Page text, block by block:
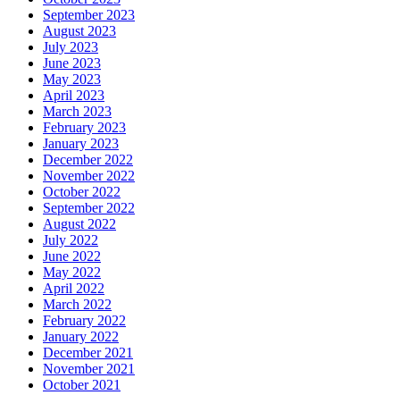
September 2023
August 2023
July 2023
June 2023
May 2023
April 2023
March 2023
February 2023
January 2023
December 2022
November 2022
October 2022
September 2022
August 2022
July 2022
June 2022
May 2022
April 2022
March 2022
February 2022
January 2022
December 2021
November 2021
October 2021